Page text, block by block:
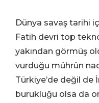
Dünya savaş tarihi
Fatih devri top
yakından görmüş
vurduğu mührün
Türkiye’de değil de
burukluğu olsa da